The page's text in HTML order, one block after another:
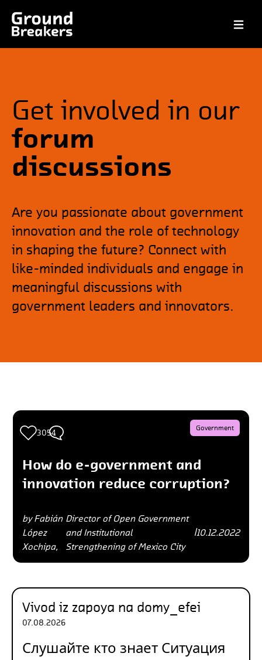
Open
Get involved in our
forum
discussions
Are you passionate about government
innovation and the role of technology
in shaping the future? Connect with
like-minded individuals and engage in
meaningful discussions with
government leaders and innovators.
9 3054 Government
How do e-government and
innovation reduce corruption?
by Fabián
López
Xochipa,
Director of Open Government
and Institutional
Strengthening of Mexico City
|10.12.2022
Vivod iz zapoya na domy_efei
07.08.2026
Слушайте кто знает Ситуация